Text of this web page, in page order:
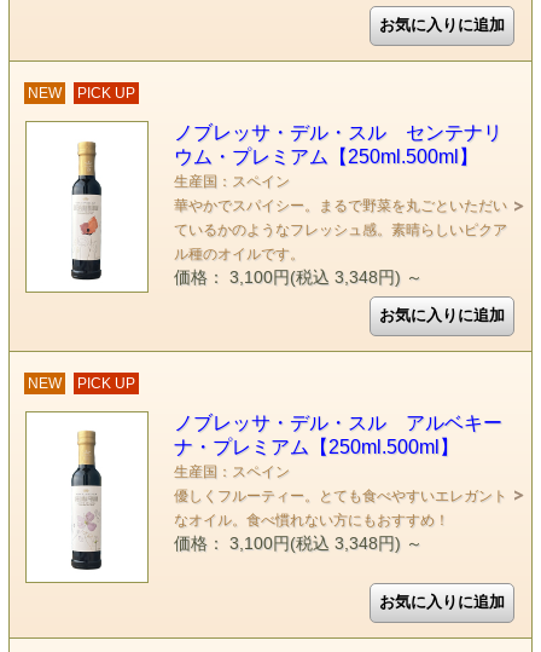
NEW PICK UP
ノブレッサ・デル・スル センテナリ
ウム・プレミアム【250ml.500ml】
生産国：スペイン
華やかでスパイシー。まるで野菜を丸ごといただい
ているかのようなフレッシュ感。素晴らしいピクア
ル種のオイルです。
価格： 3,100円(税込 3,348円) ～
NEW PICK UP
ノブレッサ・デル・スル アルベキー
ナ・プレミアム【250ml.500ml】
生産国：スペイン
優しくフルーティー。とても食べやすいエレガント
なオイル。食べ慣れない方にもおすすめ！
価格： 3,100円(税込 3,348円) ～